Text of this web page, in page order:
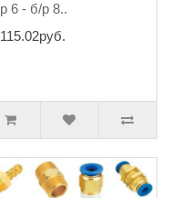
р 6 - б/р 8..
115.02руб.